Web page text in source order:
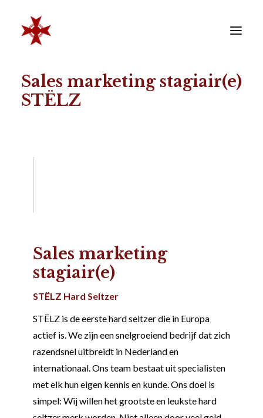
VERENIGING
SOCIËTEIT
Sales marketing stagiair(e)
STËLZ
Sales marketing
stagiair(e)
STËLZ Hard Seltzer
STËLZ is de eerste hard seltzer die in Europa
actief is. We zijn een snelgroeiend bedrijf dat zich
razendsnel uitbreidt in Nederland en
internationaal. Ons team bestaat uit specialisten
met elk hun eigen kennis en kunde. Ons doel is
simpel: Wij willen het grootste en leukste hard